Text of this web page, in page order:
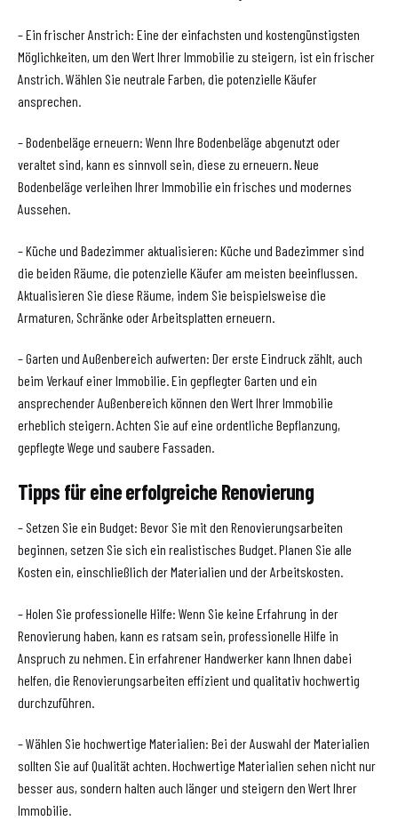
– Ein frischer Anstrich: Eine der einfachsten und kostengünstigsten
Möglichkeiten, um den Wert Ihrer Immobilie zu steigern, ist ein frischer
Anstrich. Wählen Sie neutrale Farben, die potenzielle Käufer
ansprechen.
– Bodenbeläge erneuern: Wenn Ihre Bodenbeläge abgenutzt oder
veraltet sind, kann es sinnvoll sein, diese zu erneuern. Neue
Bodenbeläge verleihen Ihrer Immobilie ein frisches und modernes
Aussehen.
– Küche und Badezimmer aktualisieren: Küche und Badezimmer sind
die beiden Räume, die potenzielle Käufer am meisten beeinflussen.
Aktualisieren Sie diese Räume, indem Sie beispielsweise die
Armaturen, Schränke oder Arbeitsplatten erneuern.
– Garten und Außenbereich aufwerten: Der erste Eindruck zählt, auch
beim Verkauf einer Immobilie. Ein gepflegter Garten und ein
ansprechender Außenbereich können den Wert Ihrer Immobilie
erheblich steigern. Achten Sie auf eine ordentliche Bepflanzung,
gepflegte Wege und saubere Fassaden.
Tipps für eine erfolgreiche Renovierung
– Setzen Sie ein Budget: Bevor Sie mit den Renovierungsarbeiten
beginnen, setzen Sie sich ein realistisches Budget. Planen Sie alle
Kosten ein, einschließlich der Materialien und der Arbeitskosten.
– Holen Sie professionelle Hilfe: Wenn Sie keine Erfahrung in der
Renovierung haben, kann es ratsam sein, professionelle Hilfe in
Anspruch zu nehmen. Ein erfahrener Handwerker kann Ihnen dabei
helfen, die Renovierungsarbeiten effizient und qualitativ hochwertig
durchzuführen.
– Wählen Sie hochwertige Materialien: Bei der Auswahl der Materialien
sollten Sie auf Qualität achten. Hochwertige Materialien sehen nicht nur
besser aus, sondern halten auch länger und steigern den Wert Ihrer
Immobilie.